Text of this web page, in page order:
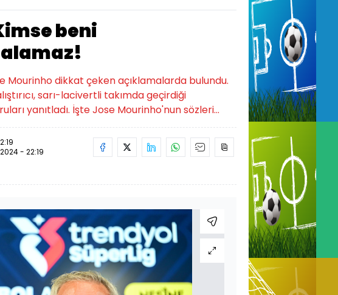
beni
Mourinho dikkat çeken açıklamalarda bulundu.
sarı-lacivertli takımda geçirdiği
yanıtladı. İşte Jose Mourinho'nun sözleri...
- 22:19